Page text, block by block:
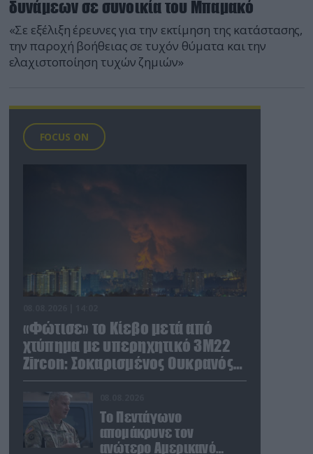
δυνάμεων σε συνοικία του Μπαμακό
«Σε εξέλιξη έρευνες για την εκτίμηση της κατάστασης,
την παροχή βοήθειας σε τυχόν θύματα και την
ελαχιστοποίηση τυχών ζημιών»
FOCUS ON
«Φώτισε» το Κίεβο μετά από
χτύπημα με υπερηχητικό 3M22
Zircon: Σοκαρισμένος Ουκρανός
κατέγραψε τη στιγμή (βίντεο)
Το Πεντάγωνο
απομάκρυνε τον
ανώτερο Αμερικανό